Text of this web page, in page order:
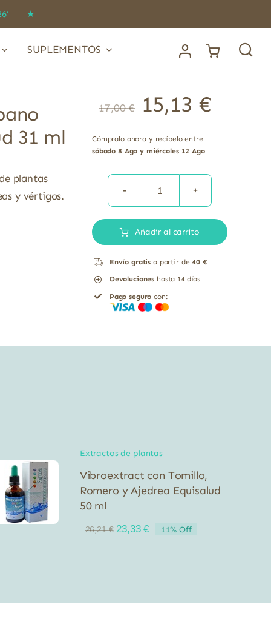
★
SUPLEMENTOS
31 ml
plantas
y vértigos.
17,00€ 15,13 €
Cómpralo ahora y recíbelo entre
sábado 8 Ago y miércoles 12 Ago
YAP
con
Rábano
Negro
y
Añadir al carrito
Envío gratis a partir de40 €
Devoluciones hasta 14 días
Pago seguro con:
Extractos de plantas
Vibroextract con Tomillo,
Romero y Ajedrea Equisalud
50 ml
26,21€ El
23,33€El
11% Off